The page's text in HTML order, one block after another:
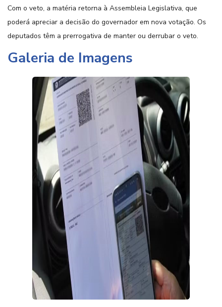
Com o veto, a matéria retorna à Assembleia Legislativa, que
poderá apreciar a decisão do governador em nova votação. Os
deputados têm a prerrogativa de manter ou derrubar o veto.
Galeria de Imagens